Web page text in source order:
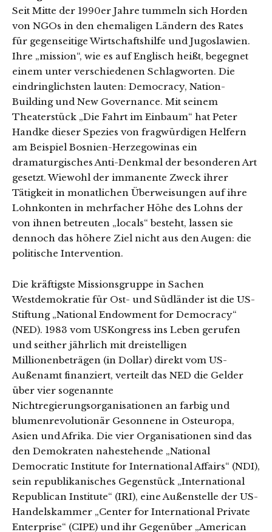
Seit Mitte der 1990er Jahre tummeln sich Horden
von NGOs in den ehemaligen Ländern des Rates
für gegenseitige Wirtschaftshilfe und Jugoslawien.
Ihre „mission“, wie es auf Englisch heißt, begegnet
einem unter verschiedenen Schlagworten. Die
eindringlichsten lauten: Democracy, Nation-
Building und New Governance. Mit seinem
Theaterstück „Die Fahrt im Einbaum“ hat Peter
Handke dieser Spezies von fragwürdigen Helfern
am Beispiel Bosnien-Herzegowinas ein
dramaturgisches Anti-Denkmal der besonderen Art
gesetzt. Wiewohl der immanente Zweck ihrer
Tätigkeit in monatlichen Überweisungen auf ihre
Lohnkonten in mehrfacher Höhe des Lohns der
von ihnen betreuten „locals“ besteht, lassen sie
dennoch das höhere Ziel nicht aus den Augen: die
politische Intervention.
Die kräftigste Missionsgruppe in Sachen
Westdemokratie für Ost- und Südländer ist die US-
Stiftung „National Endowment for Democracy“
(NED). 1983 vom USKongress ins Leben gerufen
und seither jährlich mit dreistelligen
Millionenbeträgen (in Dollar) direkt vom US-
Außenamt finanziert, verteilt das NED die Gelder
über vier sogenannte
Nichtregierungsorganisationen an farbig und
blumenrevolutionär Gesonnene in Osteuropa,
Asien und Afrika. Die vier Organisationen sind das
den Demokraten nahestehende „National
Democratic Institute for International Affairs“ (NDI),
sein republikanisches Gegenstück „International
Republican Institute“ (IRI), eine Außenstelle der US-
Handelskammer „Center for International Private
Enterprise“ (CIPE) und ihr Gegenüber „American